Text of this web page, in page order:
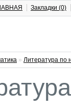
Закладки (0)
» Литература по